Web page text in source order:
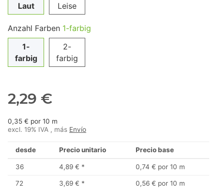
Laut
Leise
Anzahl Farben 1-farbig
1-
farbig
2-
farbig
2,29 €
0,35 € por 10 m
excl. 19% IVA , más Envío
desde Precio unitario Precio base
36 4,89 € * 0,74 € por 10 m
72 3,69 € * 0,56 € por 10 m